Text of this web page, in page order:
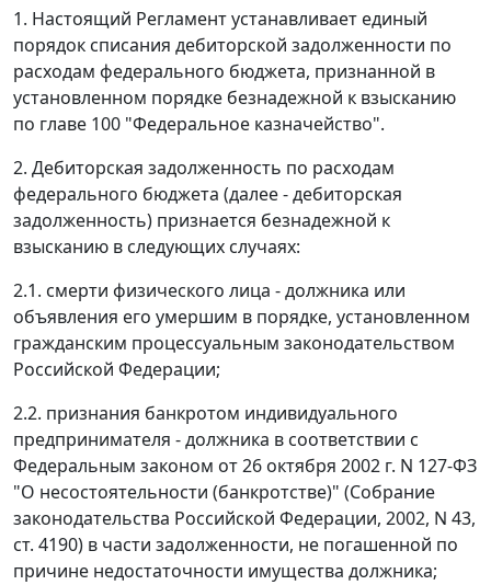
1. Настоящий Регламент устанавливает единый
порядок списания дебиторской задолженности по
расходам федерального бюджета, признанной в
установленном порядке безнадежной к взысканию
по главе 100 "Федеральное казначейство".
2. Дебиторская задолженность по расходам
федерального бюджета (далее - дебиторская
задолженность) признается безнадежной к
взысканию в следующих случаях:
2.1. смерти физического лица - должника или
объявления его умершим в порядке, установленном
гражданским процессуальным законодательством
Российской Федерации;
2.2. признания банкротом индивидуального
предпринимателя - должника в соответствии с
Федеральным законом от 26 октября 2002 г. N 127-ФЗ
"О несостоятельности (банкротстве)" (Собрание
законодательства Российской Федерации, 2002, N 43,
ст. 4190) в части задолженности, не погашенной по
причине недостаточности имущества должника;